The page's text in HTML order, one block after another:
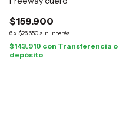
$159.900
6x $26.650 sin interés
$143.910 con Transferencia o
depósito